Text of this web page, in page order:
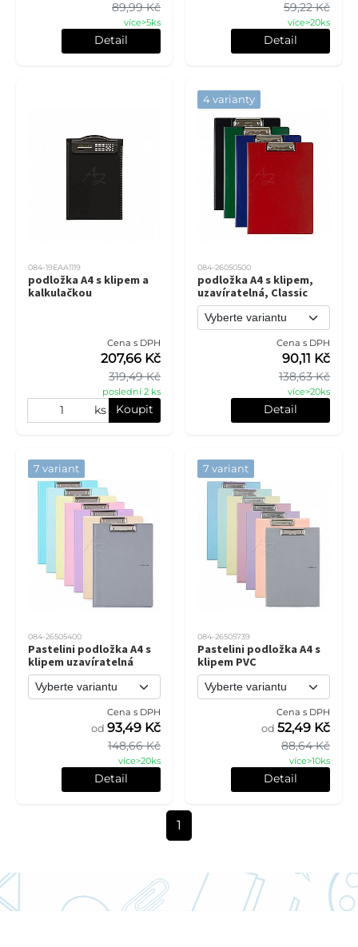
89,99 Kč
více>5ks
Detail
59,22 Kč
více>20ks
Detail
084-19EAA1119
podložka A4 s klipem a
kalkulačkou
Cena s DPH
319,49 Kč
207,66 Kč
poslední 2 ks
ks Koupit
4 varianty
084-26050500
podložka A4 s klipem,
uzavíratelná, Classic
Cena s DPH
138,63 Kč
90,11 Kč
více>20ks
Detail
7 variant
084-26505400
Pastelini podložka A4 s
klipem uzavíratelná
Cena s DPH
148,66 Kč
od 93,49 Kč
více>20ks
Detail
7 variant
084-26505739
Pastelini podložka A4 s
klipem PVC
Cena s DPH
88,64 Kč
od 52,49 Kč
více>10ks
Detail
1